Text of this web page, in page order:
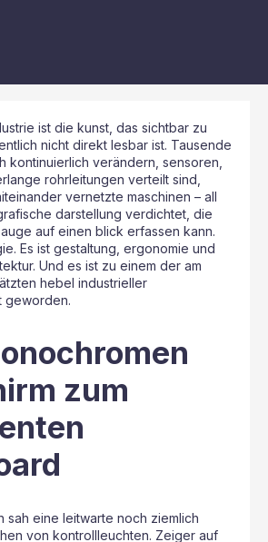
ist die kunst, das sichtbar zu
nicht direkt lesbar ist. Tausende
kontinuierlich verändern, sensoren,
rohrleitungen verteilt sind,
vernetzte maschinen – all
darstellung verdichtet, die
auf einen blick erfassen kann.
Es ist gestaltung, ergonomie und
Und es ist zu einem der am
hebel industrieller
geworden.
zum
sah eine leitwarte noch ziemlich
von kontrollleuchten. Zeiger auf